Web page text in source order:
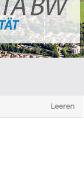
Leeren